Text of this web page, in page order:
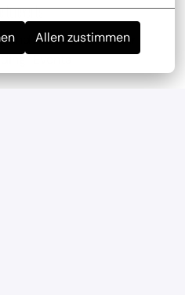
Allen zustimmen
mehrmals im Jahr
Events